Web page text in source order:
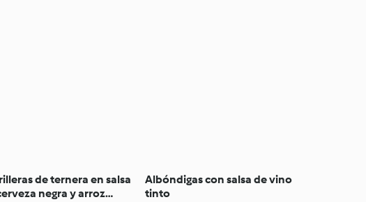
de ternera en salsa
negra y arroz
Albóndigas con salsa de vino
tinto